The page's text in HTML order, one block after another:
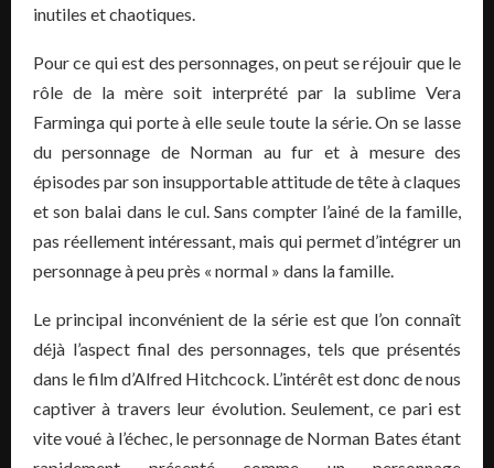
inutiles et chaotiques.
Pour ce qui est des personnages, on peut se réjouir que le
rôle de la mère soit interprété par la sublime Vera
Farminga qui porte à elle seule toute la série. On se lasse
du personnage de Norman au fur et à mesure des
épisodes par son insupportable attitude de tête à claques
et son balai dans le cul. Sans compter l’ainé de la famille,
pas réellement intéressant, mais qui permet d’intégrer un
personnage à peu près « normal » dans la famille.
Le principal inconvénient de la série est que l’on connaît
déjà l’aspect final des personnages, tels que présentés
dans le film d’Alfred Hitchcock. L’intérêt est donc de nous
captiver à travers leur évolution. Seulement, ce pari est
vite voué à l’échec, le personnage de Norman Bates étant